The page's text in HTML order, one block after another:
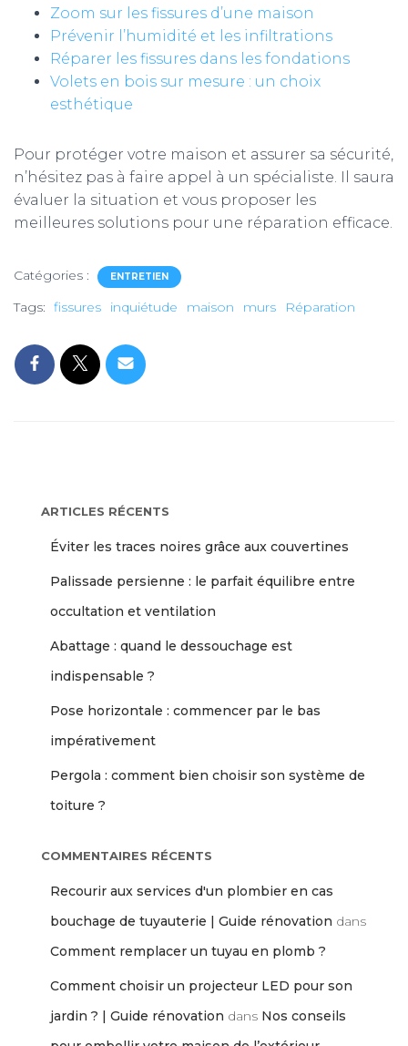
Zoom sur les fissures d’une maison
Prévenir l’humidité et les infiltrations
Réparer les fissures dans les fondations
Volets en bois sur mesure : un choix
esthétique
Pour protéger votre maison et assurer sa sécurité,
n’hésitez pas à faire appel à un spécialiste. Il saura
évaluer la situation et vous proposer les
meilleures solutions pour une réparation efficace.
Catégories : ENTRETIEN
Tags: fissures inquiétude maison murs Réparation
ARTICLES RÉCENTS
Éviter les traces noires grâce aux couvertines
Palissade persienne : le parfait équilibre entre
occultation et ventilation
Abattage : quand le dessouchage est
indispensable ?
Pose horizontale : commencer par le bas
impérativement
Pergola : comment bien choisir son système de
toiture ?
COMMENTAIRES RÉCENTS
Recourir aux services d'un plombier en cas
bouchage de tuyauterie | Guide rénovation dans
Comment remplacer un tuyau en plomb ?
Comment choisir un projecteur LED pour son
jardin ? | Guide rénovation dans Nos conseils